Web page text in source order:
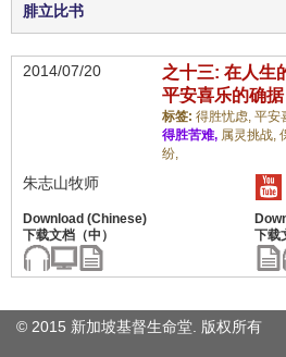
腓立比书
2014/07/20
之十三: 在人生
平安喜乐的确据
标签: 得胜忧虑, 平安
得胜苦难, 属灵挑战,
纷,
朱志山牧师
© 2015 新加坡基督生命堂. 版权所有